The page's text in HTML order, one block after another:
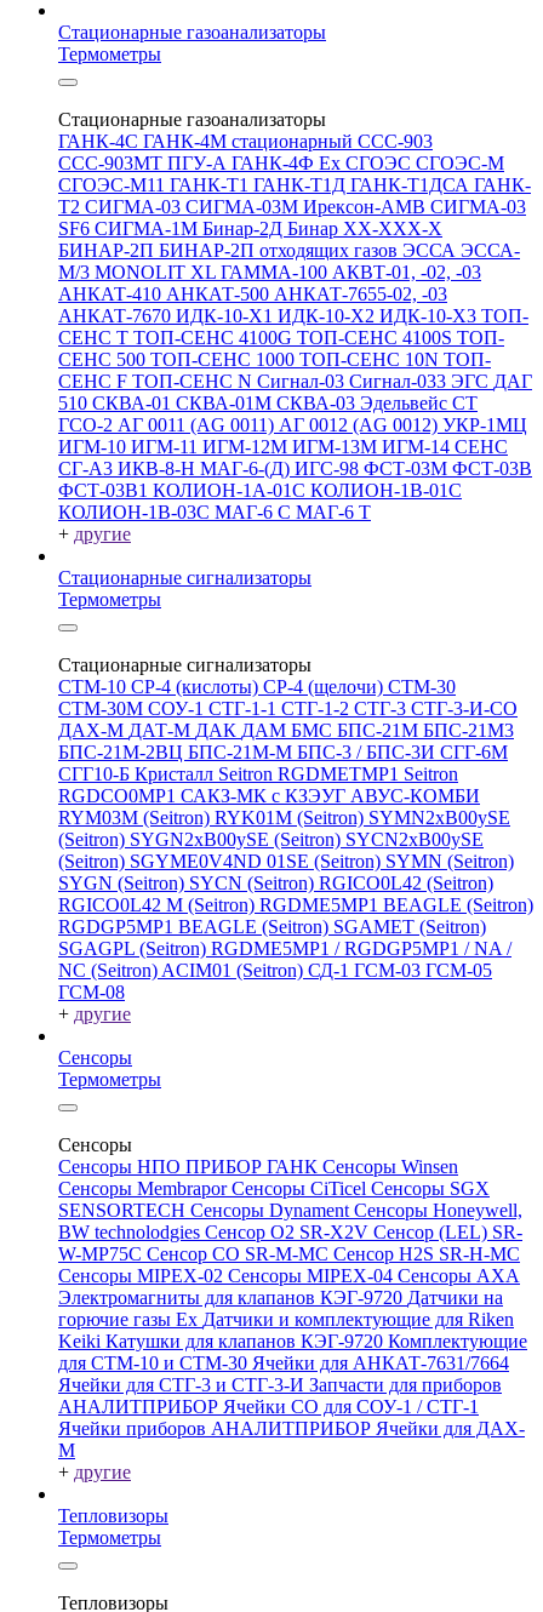
Стационарные газоанализаторы
Термометры
Стационарные газоанализаторы
ГАНК-4С ГАНК-4М стационарный ССС-903
ССС-903МТ ПГУ-А ГАНК-4Ф Ex СГОЭС СГОЭС-М
СГОЭС-М11 ГАНК-Т1 ГАНК-Т1Д ГАНК-Т1ДСА ГАНК-
Т2 СИГМА-03 СИГМА-03М Ирексон-АМВ СИГМА-03
SF6 СИГМА-1М Бинар-2Д Бинар ХХ-ХХХ-Х
БИНАР-2П БИНАР-2П отходящих газов ЭССА ЭССА-
М/3 MONOLIT XL ГАММА-100 АКВТ-01, -02, -03
АНКАТ-410 АНКАТ-500 АНКАТ-7655-02, -03
АНКАТ-7670 ИДК-10-Х1 ИДК-10-Х2 ИДК-10-Х3 ТОП-
СЕНС Т ТОП-СЕНС 4100G ТОП-СЕНС 4100S ТОП-
СЕНС 500 ТОП-СЕНС 1000 ТОП-СЕНС 10N ТОП-
СЕНС F ТОП-СЕНС N Сигнал-03 Сигнал-033 ЭГС ДАГ
510 СКВА-01 СКВА-01М СКВА-03 Эдельвейс СТ
ГСО-2 АГ 0011 (AG 0011) АГ 0012 (AG 0012) УКР-1МЦ
ИГМ-10 ИГМ-11 ИГМ-12М ИГМ-13М ИГМ-14 СЕНС
СГ-А3 ИКВ-8-Н МАГ-6-(Д) ИГС-98 ФСТ-03М ФСТ-03В
ФСТ-03В1 КОЛИОН-1А-01С КОЛИОН-1В-01С
КОЛИОН-1В-03С МАГ-6 С МАГ-6 Т
+ другие
Стационарные сигнализаторы
Термометры
Стационарные сигнализаторы
СТМ-10 СР-4 (кислоты) СР-4 (щелочи) СТМ-30
СТМ-30М СОУ-1 СТГ-1-1 СТГ-1-2 СТГ-3 СТГ-3-И-CO
ДАХ-М ДАТ-М ДАК ДАМ БМС БПС-21М БПС-21М3
БПС-21М-2ВЦ БПС-21М-М БПС-3 / БПС-3И СГГ-6М
СГГ10-Б Кристалл Seitron RGDMETMP1 Seitron
RGDCO0MP1 САКЗ-МК с КЗЭУГ АВУС-КОМБИ
RYM03M (Seitron) RYK01M (Seitron) SYMN2хB00ySE
(Seitron) SYGN2xB00ySE (Seitron) SYCN2xB00ySE
(Seitron) SGYME0V4ND 01SE (Seitron) SYMN (Seitron)
SYGN (Seitron) SYCN (Seitron) RGICO0L42 (Seitron)
RGICO0L42 M (Seitron) RGDME5MP1 BEAGLE (Seitron)
RGDGP5MP1 BEAGLE (Seitron) SGAMET (Seitron)
SGAGPL (Seitron) RGDME5MP1 / RGDGP5MP1 / NA /
NC (Seitron) ACIM01 (Seitron) СД-1 ГСМ-03 ГСМ-05
ГСМ-08
+ другие
Сенсоры
Термометры
Сенсоры
Сенсоры НПО ПРИБОР ГАНК Сенсоры Winsen
Сенсоры MembraporСенсоры CiTicel Сенсоры SGX
SENSORTECH Сенсоры Dynament Сенсоры Honeywell,
BW technolodgies Сенсор O2 SR-X2V Сенсор (LEL) SR-
W-MP75C Сенсор CO SR-M-MC Сенсор H2S SR-H-MC
Сенсоры MIPEX-02 Сенсоры MIPEX-04 Сенсоры АХА
Электромагниты для клапанов КЭГ-9720 Датчики на
горючие газы Ex Датчики и комплектующие для Riken
Keiki Катушки для клапанов КЭГ-9720 Комплектующие
для СТМ-10 и СТМ-30 Ячейки для АНКАТ-7631/7664
Ячейки для СТГ-3 и СТГ-3-И Запчасти для приборов
АНАЛИТПРИБОР Ячейки CO для СОУ-1 / СТГ-1
Ячейки приборов АНАЛИТПРИБОР Ячейки для ДАХ-
М
+ другие
Тепловизоры
Термометры
Тепловизоры